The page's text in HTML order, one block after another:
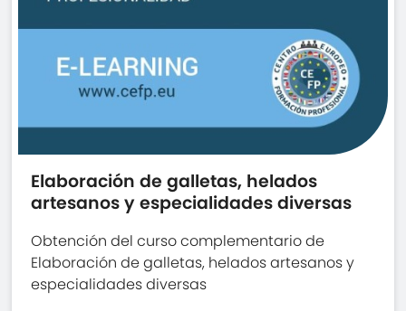
Elaboración de galletas, helados
artesanos y especialidades diversas
Obtención del curso complementario de
Elaboración de galletas, helados artesanos y
especialidades diversas